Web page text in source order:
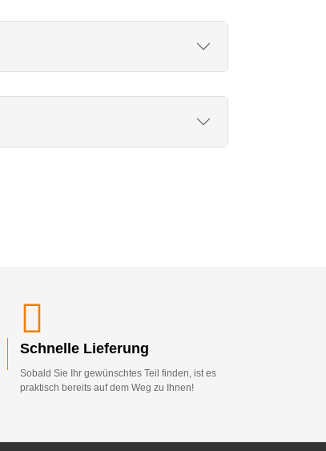
Schnelle Lieferung
Sobald Sie Ihr gewünschtes Teil finden, ist es
praktisch bereits auf dem Weg zu Ihnen!